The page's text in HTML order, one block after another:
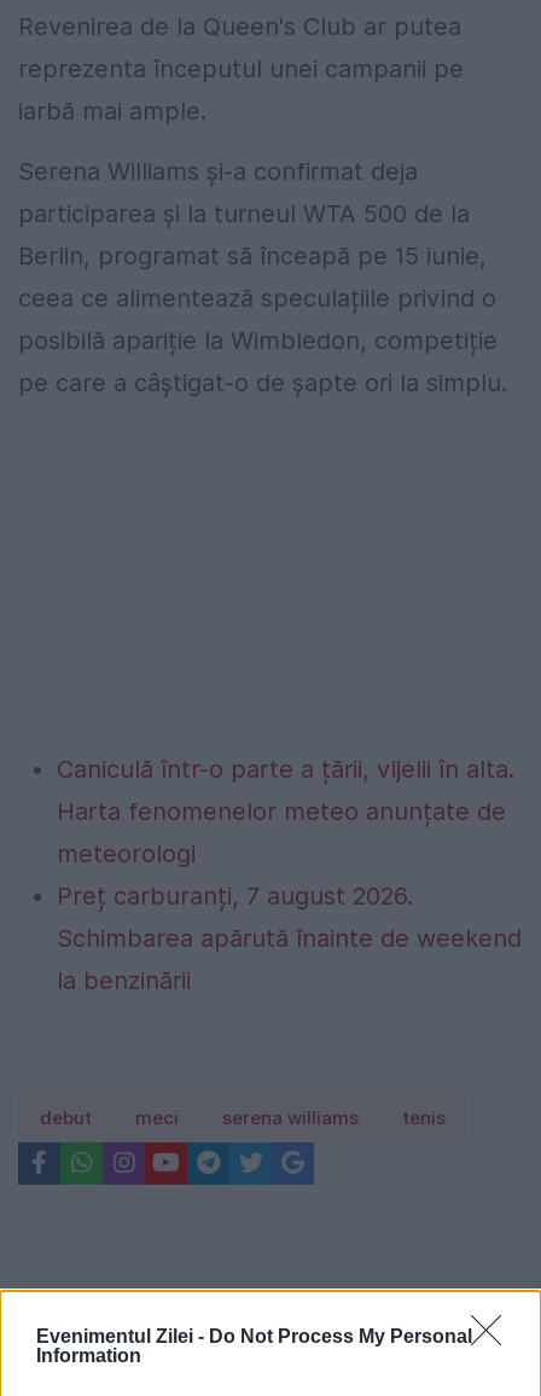
Evenimentul Zilei - Do Not Process My Personal
Information
Revenirea de la Queen's Club ar putea
reprezenta începutul unei campanii pe
iarbă mai ample.
Serena Williams și-a confirmat deja
participarea și la turneul WTA 500 de la
Berlin, programat să înceapă pe 15 iunie,
ceea ce alimentează speculațiile privind o
posibilă apariție la Wimbledon, competiție
pe care a câștigat-o de șapte ori la simplu.
Caniculă într-o parte a țării, vijelii în alta.
Harta fenomenelor meteo anunțate de
meteorologi
Preț carburanți, 7 august 2026.
Schimbarea apărută înainte de weekend
la benzinării
debut meci serena williams tenis